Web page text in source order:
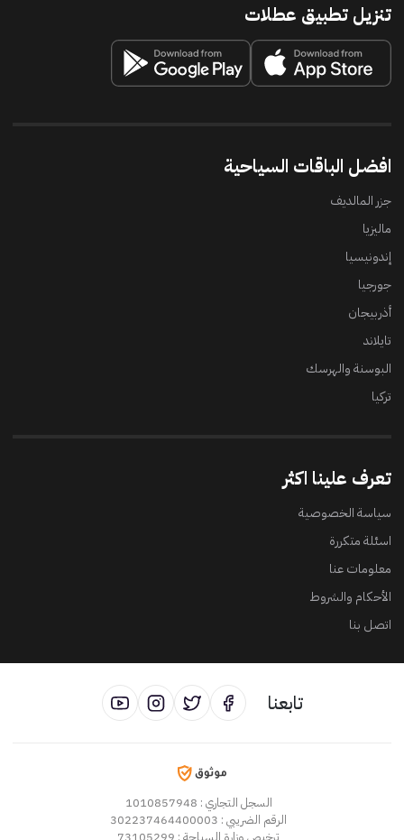
تنزيل تطبيق عطلات
افضل الباقات السياحية
جزر المالديف
ماليزيا
إندونيسيا
جورجيا
أذربيجان
تايلاند
البوسنة والهرسك
تركيا
تعرف علينا اكثر
سياسة الخصوصية
اسئلة متكررة
معلومات عنا
الأحكام والشروط
اتصل بنا
تابعنا
السجل التجاري : 1010857948
الرقم الضريبي : 302237464400003